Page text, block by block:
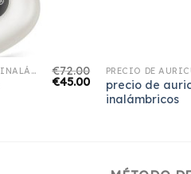
PRECIO DE AURICULARES INALÁMBRICOS €72.00
€45.00
precio de
inalámbricos